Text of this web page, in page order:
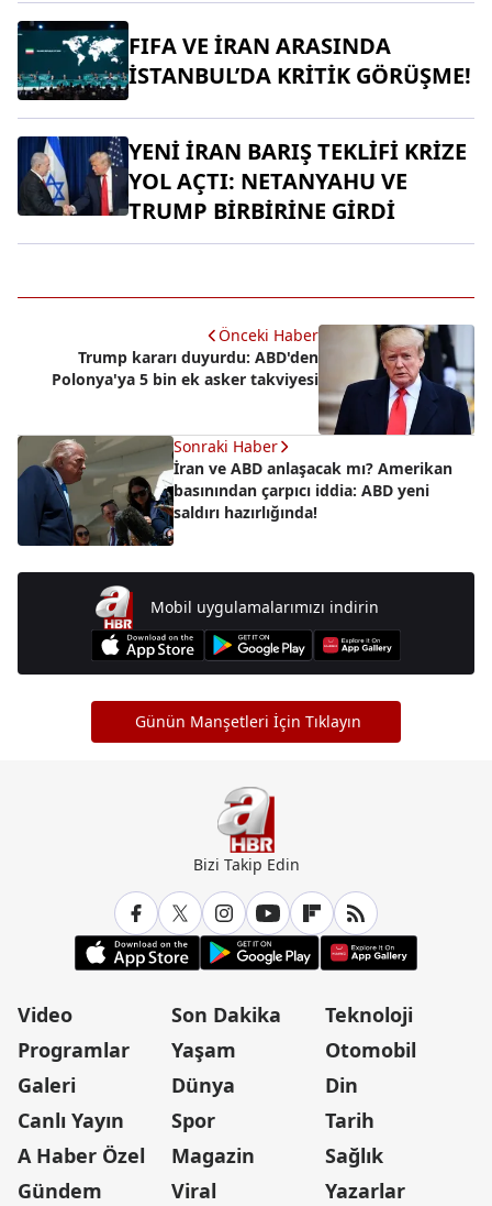
FIFA VE İRAN ARASINDA
İSTANBUL’DA KRİTİK GÖRÜŞME!
YENİ İRAN BARIŞ TEKLİFİ KRİZE
YOL AÇTI: NETANYAHU VE
TRUMP BİRBİRİNE GİRDİ
Önceki Haber
Trump kararı duyurdu: ABD'den
Polonya'ya 5 bin ek asker takviyesi
Sonraki Haber
İran ve ABD anlaşacak mı? Amerikan
basınından çarpıcı iddia: ABD yeni
saldırı hazırlığında!
Mobil uygulamalarımızı indirin
Günün Manşetleri İçin Tıklayın
Bizi Takip Edin
Video
Programlar
Galeri
Canlı Yayın
A Haber Özel
Gündem
Son Dakika
Yaşam
Dünya
Spor
Magazin
Viral
Teknoloji
Otomobil
Din
Tarih
Sağlık
Yazarlar